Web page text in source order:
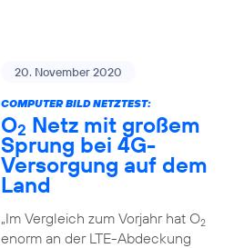
20. November 2020
COMPUTER BILD NETZTEST:
O2 Netz mit großem
Sprung bei 4G-
Versorgung auf dem
Land
„Im Vergleich zum Vorjahr hat O2
enorm an der LTE-Abdeckung